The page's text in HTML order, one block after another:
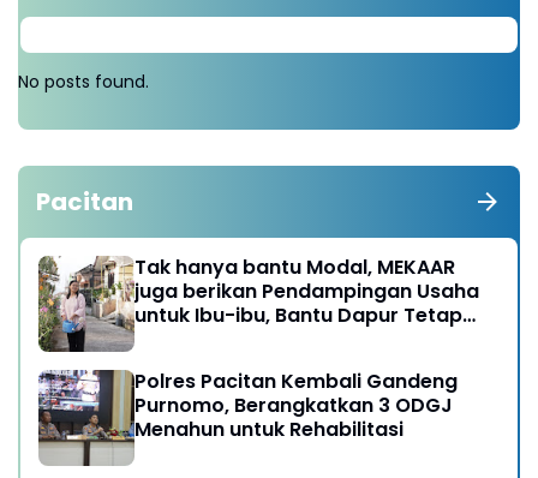
No posts found.
Pacitan
Tak hanya bantu Modal, MEKAAR
juga berikan Pendampingan Usaha
untuk Ibu-ibu, Bantu Dapur Tetap
Polres Pacitan Kembali Gandeng
Purnomo, Berangkatkan 3 ODGJ
Menahun untuk Rehabilitasi